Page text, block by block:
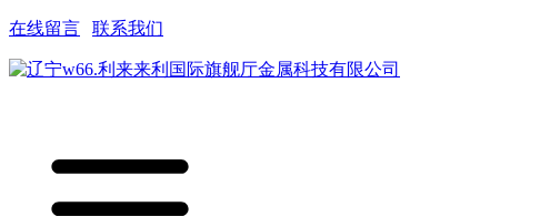
在线留言 联系我们